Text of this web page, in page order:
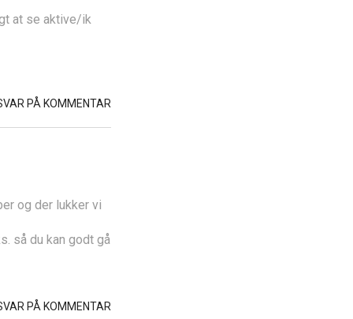
at se aktive/ik
PÅ KOMMENTAR
og der lukker vi
så du kan godt gå
PÅ KOMMENTAR